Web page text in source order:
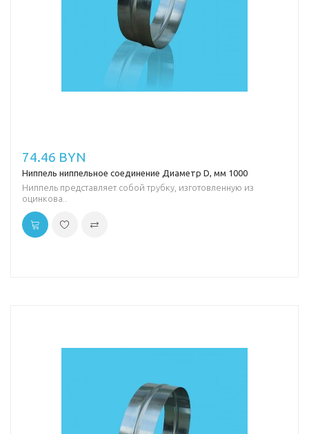
74.46 BYN
Ниппель ниппельное соединение Диаметр D, мм 1000
Ниппель представляет собой трубку, изготовленную из
оцинкова..